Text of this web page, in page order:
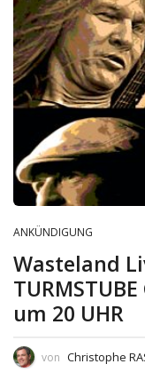
ANKÜNDIGUNG
Wasteland
um 20 UHR
von Christophe